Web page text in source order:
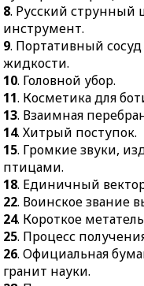
26.Официальная
ради которой грызут
гранит науки.
28.Положение
свойственное кому-
30.Смола с
применяемая в
ремёслах,
строительстве.
33.Хозяйственный и
административный
центр для
деревень.
34.Домашний
доктор на
8. Русский
инструмент.
9. Портативный сосуд
жидкости.
10. Головной убор.
11. Косметика для
13. Взаимная
14. Хитрый поступок.
15. Громкие звуки,
птицами.
18. Единичный
22. Воинское звание
24. Короткое
25. Процесс
26. Официальная
гранит науки.